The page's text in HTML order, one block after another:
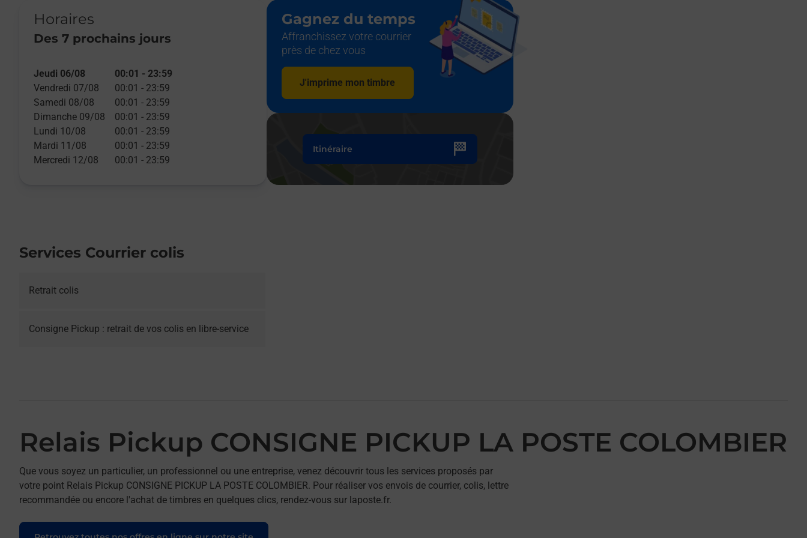
Horaires
Des 7 prochains jours
Jeudi 06/08 00:01 - 23:59
Vendredi 07/08
00:01 - 23:59
Samedi 08/08
00:01 - 23:59
Dimanche 09/08
00:01 - 23:59
Lundi 10/08
00:01 - 23:59
Mardi 11/08
00:01 - 23:59
Mercredi 12/08
00:01 - 23:59
Gagnez du temps
Affranchissez votre courrier
près de chez vous
J'imprime mon timbre
Itinéraire
Services Courrier colis
Retrait colis
Consigne Pickup : retrait de vos colis en libre-service
Relais Pickup CONSIGNE PICKUP LA POSTE COLOMBIER
Que vous soyez un particulier, un professionnel ou une entreprise, venez découvrir tous les services proposés par
votre point Relais Pickup CONSIGNE PICKUP LA POSTE COLOMBIER. Pour réaliser vos envois de courrier, colis, lettre
recommandée ou encore l'achat de timbres en quelques clics, rendez-vous sur laposte.fr.